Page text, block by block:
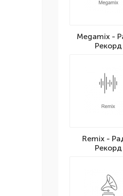
Megamix -
Рекорд
Remix -
Рекорд